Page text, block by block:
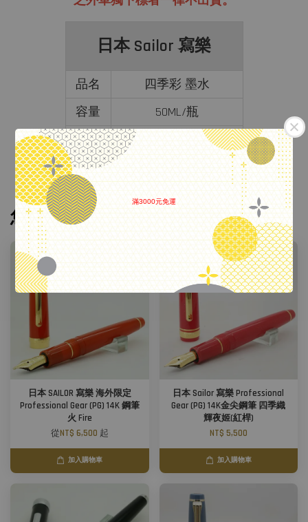
滿3000元免運
日本 Sailor 寫樂
品名
四季彩 墨水
容量
50ML/瓶
備註
您可能也喜歡
日本 SAILOR 寫樂 海外限定
Professional Gear (PG) 14K 鋼筆
火 Fire
從NT$ 6,500 起
加入購物車
日本 Sailor 寫樂 Professional
Gear (PG) 14K金尖鋼筆 四季織
輝夜姬(紅桿)
NT$ 5,500
加入購物車